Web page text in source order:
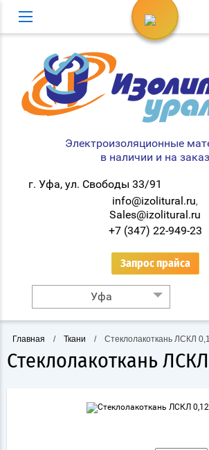
Вход в кабинет
Электроизоляционные
в наличии и на заказ
г. Уфа, ул. Свободы 33/91
info@izolitural.ru,
Sales@izolitural.ru
+7 (347) 22-949-23
Запрос прайса
Уфа
Главная / Ткани / Стеклолакоткань ЛСКЛ
Стеклолакоткань